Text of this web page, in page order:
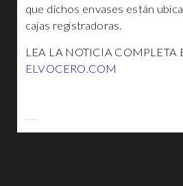
que dichos envases están
cajas registradoras.
LEA LA NOTICIA COMPLETA
ELVOCERO.COM